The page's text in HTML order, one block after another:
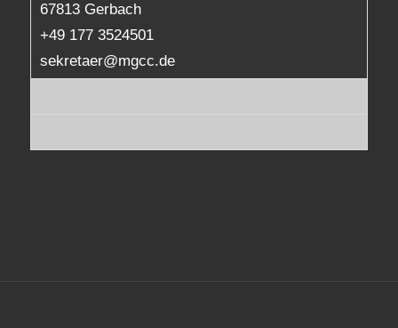
67813 Gerbach
+49 177 3524501
sekretaer@mgcc.de